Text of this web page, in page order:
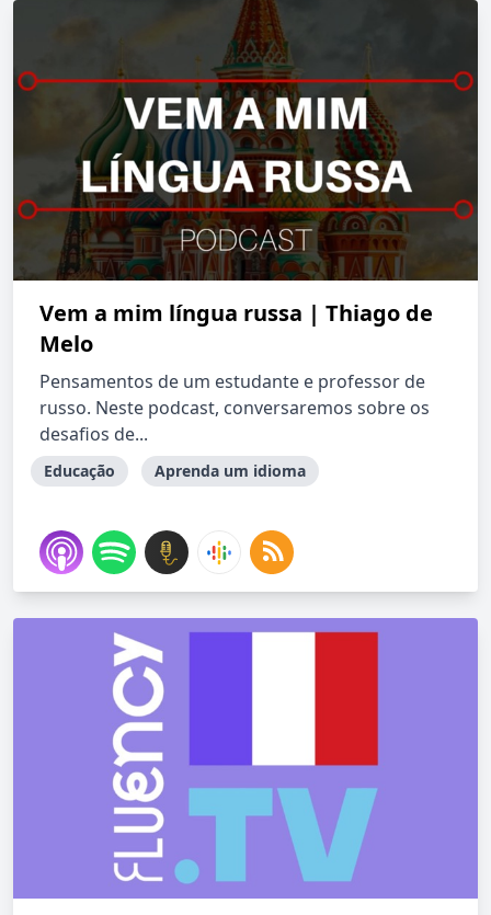
Vem a mim língua russa | Thiago de
Melo
Pensamentos de um estudante e professor de
russo. Neste podcast, conversaremos sobre os
desafios de...
Educação Aprenda um idioma